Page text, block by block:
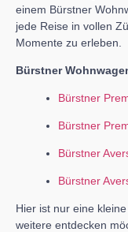
einem Bürstner
jede Reise in vollen
Momente zu erleben.
Bürstner
Bürstner
Bürstner
Bürstner
Bürstner
Hier ist nur eine
weitere entdecken